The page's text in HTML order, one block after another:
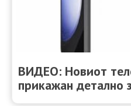
ВИДЕО: Новиот
прикажан детално